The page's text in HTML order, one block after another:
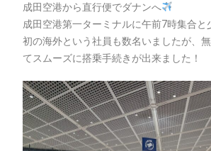
成田空港から直行便でダナンへ
成田空港第一ターミナルに午前7時集合と
初の海外という社員も数名いましたが、
てスムーズに搭乗手続きが出来ました！